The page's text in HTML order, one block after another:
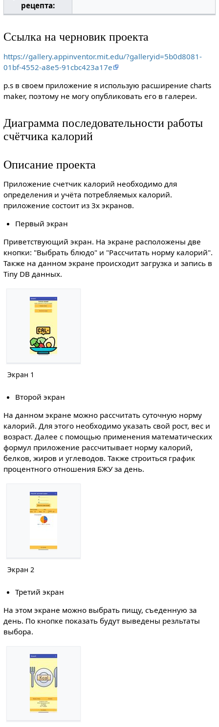
рецепта:
Ссылка на черновик проекта
https://gallery.appinventor.mit.edu/?galleryid=5b0d8081-
01bf-4552-a8e5-91cbc423a17e
p.s в своем приложение я использую расширение charts
maker, поэтому не могу опубликовать его в галереи.
Диаграмма последовательности работы
счётчика калорий
Описание проекта
Приложение счетчик калорий необходимо для
определения и учёта потребляемых калорий.
приложение состоит из 3х экранов.
Первый экран
Приветствующий экран. На экране расположены две
кнопки: "Выбрать блюдо" и "Рассчитать норму калорий".
Также на данном экране происходит загрузка и запись в
Tiny DB данных.
Экран 1
Второй экран
На данном экране можно рассчитать суточную норму
калорий. Для этого необходимо указать свой рост, вес и
возраст. Далее с помощью применения математических
формул приложение рассчитывает норму калорий,
белков, жиров и углеводов. Также строиться график
процентного отношения БЖУ за день.
Экран 2
Третий экран
На этом экране можно выбрать пищу, съеденную за
день. По кнопке показать будут выведены резльтаты
выбора.